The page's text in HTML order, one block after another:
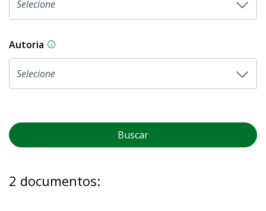
Autoria As proposições legislativas na CLDF podem
Buscar
2 documentos: